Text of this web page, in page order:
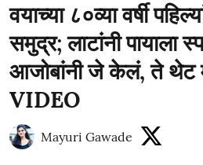
वयाच्या ८०व्या वर्षी
समुद्र; लाटांनी पायाला
आजोबांनी जे केलं, ते थेट
VIDEO
Mayuri Gawade